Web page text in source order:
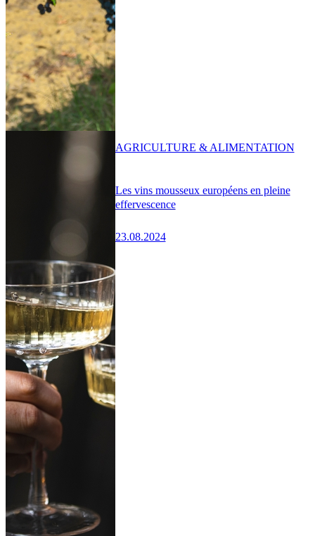
Les vins mousseux européens en pleine
effervescence
23.08.2024
AGRICULTURE & ALIMENTATION